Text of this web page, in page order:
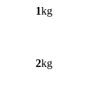
1kg
2kg